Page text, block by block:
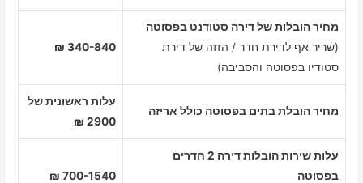
מחיר הובלות של דירה סטודנט בפסוטה
(שריר אף לדירת חדר / הזזה של דירת
סטודיו בפסוטה והסביבה)
340-840 ₪
מחיר הובלת בתים בפסוטה כולל אריזה
עלות ראשונית של
2900 ₪
עלות שירות הובלות דירה 2 חדרים
בפסוטה
700-1540 ₪